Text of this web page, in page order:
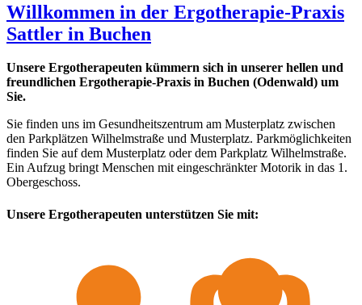
Willkommen in der Ergotherapie-Praxis
Sattler in Buchen
Unsere Ergotherapeuten kümmern sich in unserer hellen und
freundlichen Ergotherapie-Praxis in Buchen (Odenwald) um
Sie.
Sie finden uns im Gesundheitszentrum am Musterplatz zwischen
den Parkplätzen Wilhelmstraße und Musterplatz. Parkmöglichkeiten
finden Sie auf dem Musterplatz oder dem Parkplatz Wilhelmstraße.
Ein Aufzug bringt Menschen mit eingeschränkter Motorik in das 1.
Obergeschoss.
Unsere Ergotherapeuten unterstützen Sie mit: